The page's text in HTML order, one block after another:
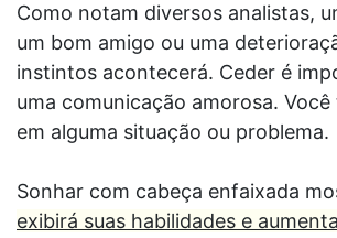
Como notam diversos analistas,
um bom amigo ou uma
instintos acontecerá. Ceder é
uma comunicação amorosa.
em alguma situação ou problema.
Sonhar com cabeça enfaixada
exibirá suas habilidades e